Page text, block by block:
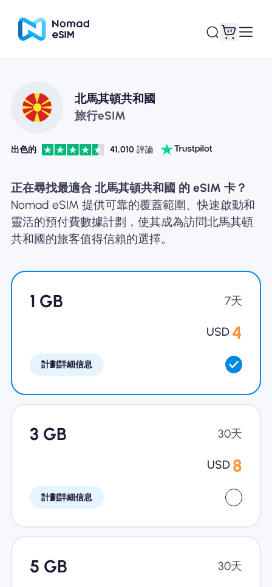
登錄 /註冊
關於eSIM
北馬其頓共和國
旅行eSIM
出色的 41,010 評論
正在尋找最適合 北馬其頓共和國 的 eSIM 卡？
Nomad eSIM 提供可靠的覆蓋範圍、快速啟動和
靈活的預付費數據計劃，使其成為訪問北馬其頓
共和國的旅客值得信賴的選擇。
1 GB 7天
USD 4
計劃詳細信息
3 GB 30天
USD 8
計劃詳細信息
5 GB 30天